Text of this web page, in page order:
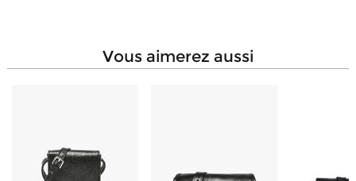
vous aimerez aussi